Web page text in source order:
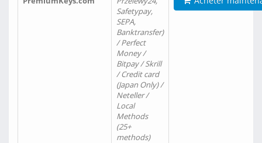
Safetypay,
SEPA,
Banktransfer)
/ Perfect
Money /
Bitpay / Skrill
/ Credit card
(Japan Only) /
Neteller /
Local
Methods
(25+
methods)